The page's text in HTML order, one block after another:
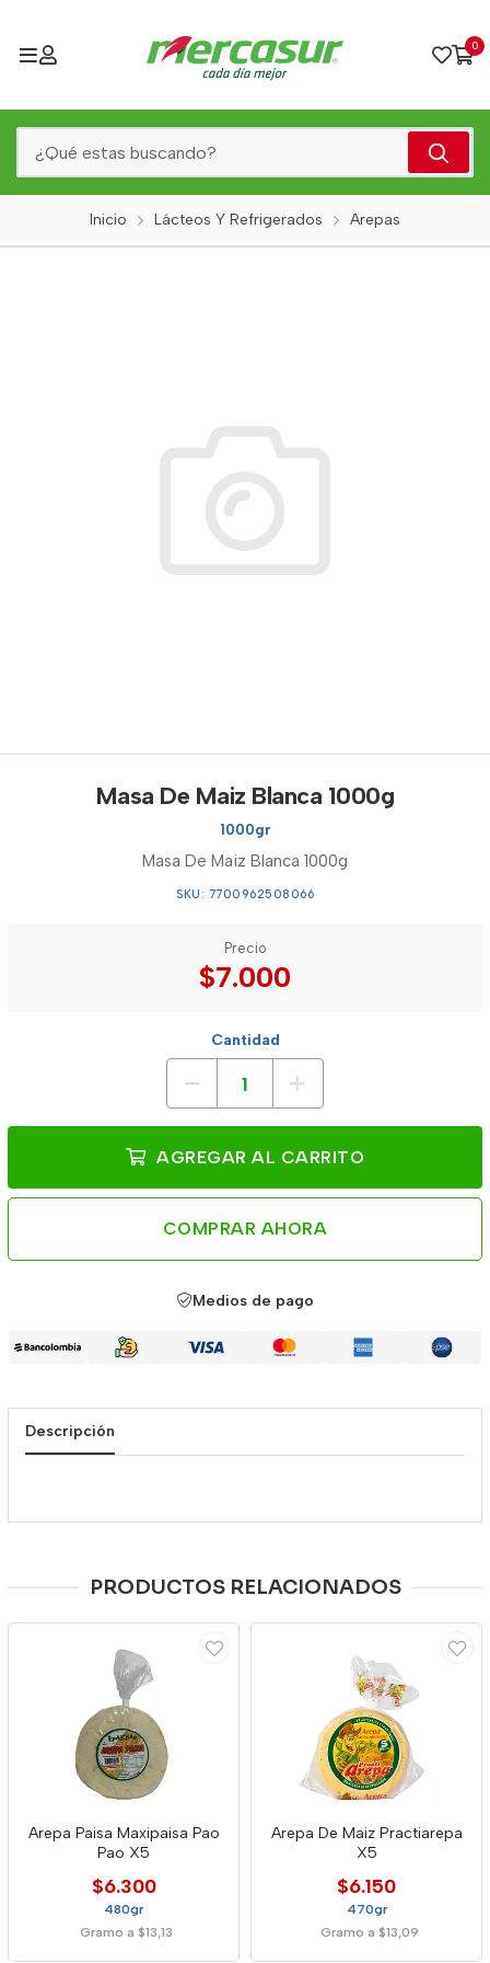
0
Inicio Lácteos Y Refrigerados Arepas
Masa De Maiz Blanca 1000g
1000gr
Masa De Maiz Blanca 1000g
SKU: 7700962508066
Precio
$7.000
Cantidad
AGREGAR AL CARRITO
COMPRAR AHORA
Medios de pago
Descripción
PRODUCTOS RELACIONADOS
Arepa Paisa Maxipaisa Pao
Pao X5
$6.300
480gr
Gramo a $13,13
Arepa De Maiz Practiarepa
X5
$6.150
470gr
Gramo a $13,09